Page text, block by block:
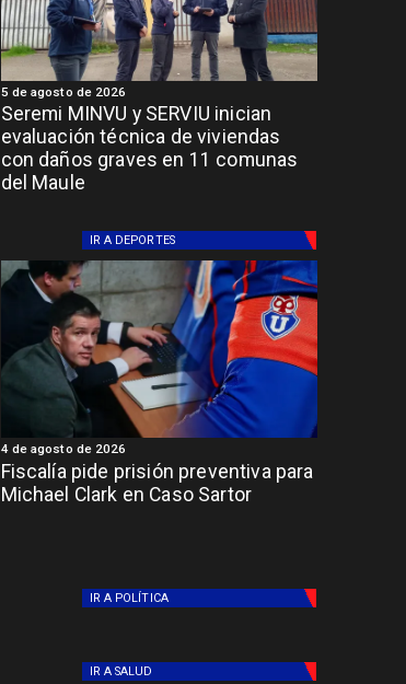
Seremi MINVU y SERVIU inician
evaluación técnica de viviendas
con daños graves en 11 comunas
del Maule
5 de agosto de 2026
IR A DEPORTES
Fiscalía pide prisión preventiva para
Michael Clark en Caso Sartor
4 de agosto de 2026
IR A POLÍTICA
IR A SALUD